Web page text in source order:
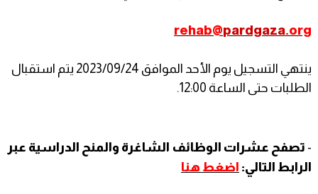
rehab@pardgaza.org
ينتهي التسجيل يوم الأحد الموافق 2023/09/24 يتم استقبال
الطلبات حتى الساعة 12:00.
- تصفح عشرات الوظائف الشاغرة والمنح الدراسية عبر
الرابط التالي: اضغط هنا